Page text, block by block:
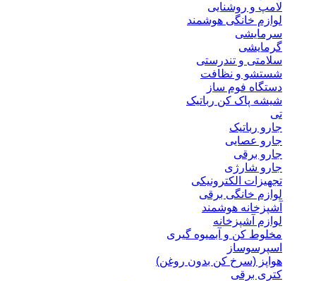
لامپ و روشنایی
لوازم خانگی هوشمند
سرمایشی
گرمایشی
سلامتی و تندرستی
شستشو و نظافت
دستگاه فوم ساز
شیشه پاک کن رباتیک
تی
جارو رباتیک
جارو عصایی
جارو برقی
جارو شارژی
تجهیزات الکترونیکی
لوازم خانگی برقی
آشپزخانه هوشمند
لوازم آشپزخانه
مخلوط کن و آبمیوه گیری
اسپرسوساز
هواپز (سرخ کن بدون روغن)
کتری برقی